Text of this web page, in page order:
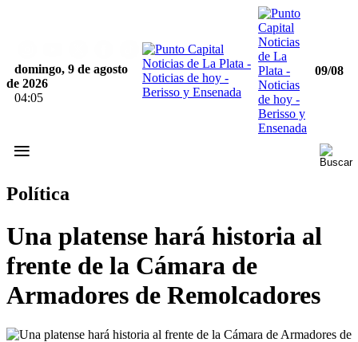
domingo, 9 de agosto
de 2026
04:05
09/08
≡
Política
Una platense hará historia al
frente de la Cámara de
Armadores de Remolcadores